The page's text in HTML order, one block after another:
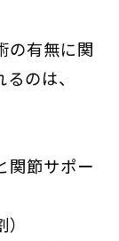
の有無に関
のは、
関節サポー